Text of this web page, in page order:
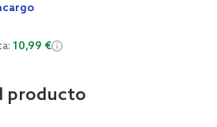
10,99 €
producto